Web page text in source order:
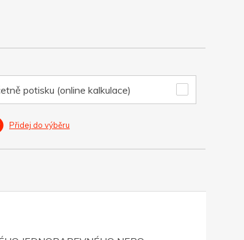
potisku (online kalkulace)
Přidej do výběru